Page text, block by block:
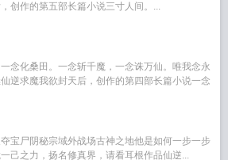
创作的第五部长篇小说三寸人间。...
念化桑田。一念斩千魔，一念诛万仙。唯我念永
逆求魔我欲封天后，创作的第四部长篇小说一念
宝尸阴秘宗域外战场古神之地他是如何一步一步
己之力，扬名修真界，请看耳根作品仙逆...